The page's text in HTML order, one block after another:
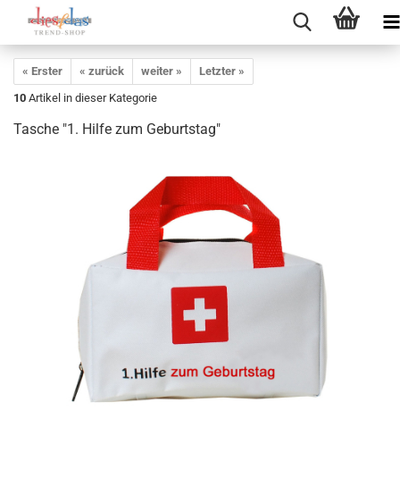
« Erster « zurück weiter »
Letzter »
10 Artikel in dieser Kategorie
Tasche "1. Hilfe zum Geburtstag"